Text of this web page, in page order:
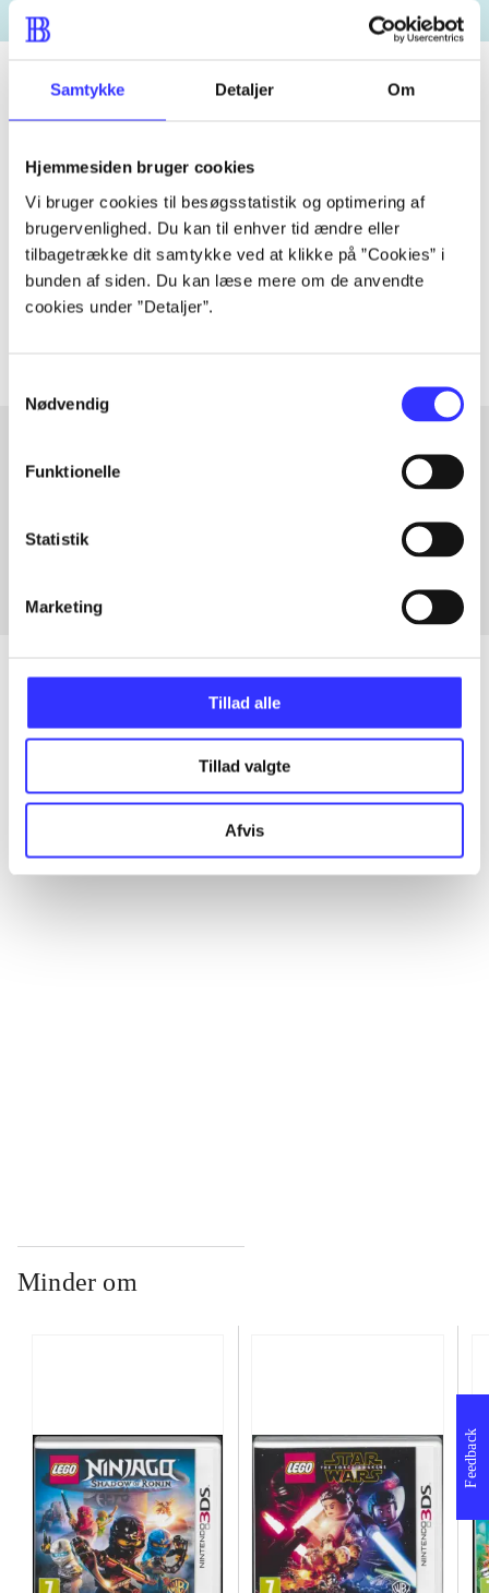
Samtykke Detaljer Om
Hjemmesiden bruger cookies
Vi bruger cookies til besøgsstatistik og optimering af
brugervenlighed. Du kan til enhver tid ændre eller
tilbagetrække dit samtykke ved at klikke på ”Cookies” i
bunden af siden. Du kan læse mere om de anvendte
cookies under ”Detaljer”.
Nødvendig
Funktionelle
Statistik
Marketing
Tillad alle
Tillad valgte
Afvis
Artiklen er en del af
lorem ipsum dolor sit amet ...
Artiklerne i handler ofte om
Artikler
Alle registrerede artikler fordelt på udgivelser
Minder om
Feedback